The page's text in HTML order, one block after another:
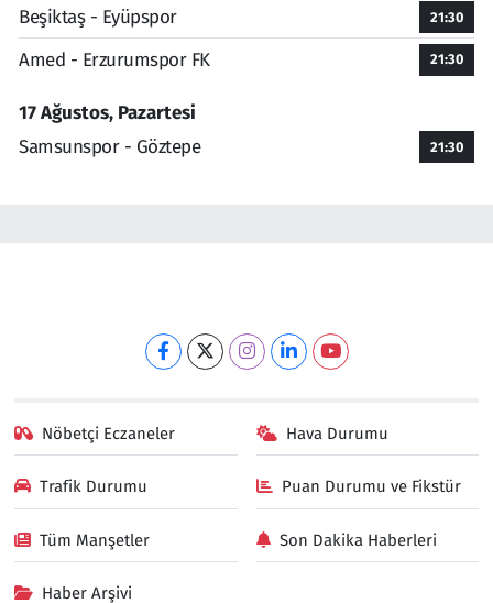
Beşiktaş - Eyüpspor 21:30
Amed - Erzurumspor FK 21:30
17 Ağustos, Pazartesi
Samsunspor - Göztepe
21:30
Nöbetçi Eczaneler Hava Durumu
Trafik Durumu Puan Durumu ve Fikstür
Tüm Manşetler Son Dakika Haberleri
Haber Arşivi